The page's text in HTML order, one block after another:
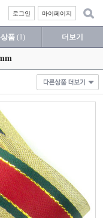
마이페이지
로그인
품 (1) 더보기